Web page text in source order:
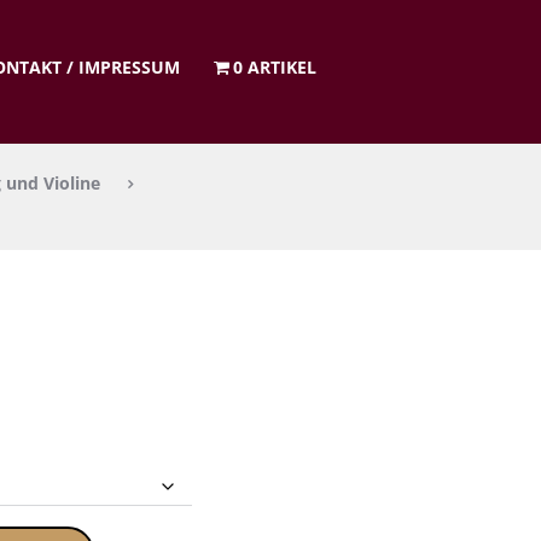
/ IMPRES­SUM 0 ARTIKEL
und Violine